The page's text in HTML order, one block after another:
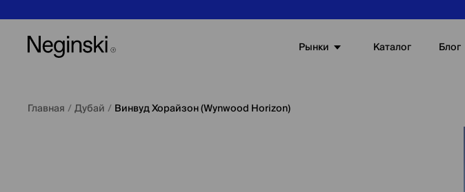
Рынки Каталог Блог
Главная /Дубай / Винвуд Хорайзон (Wynwood Horizon)